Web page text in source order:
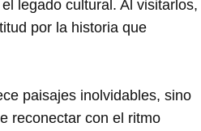
legado cultural. Al visitarlos,
por la historia que
paisajes inolvidables, sino
reconectar con el ritmo